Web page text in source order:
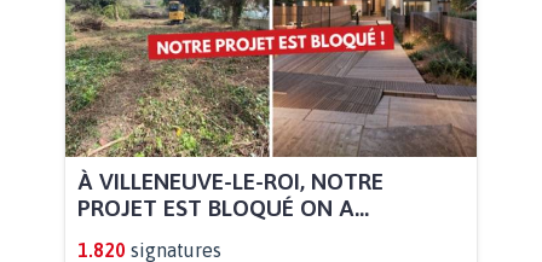
À VILLENEUVE-LE-ROI, NOTRE
PROJET EST BLOQUÉ ON A...
1.820 signatures